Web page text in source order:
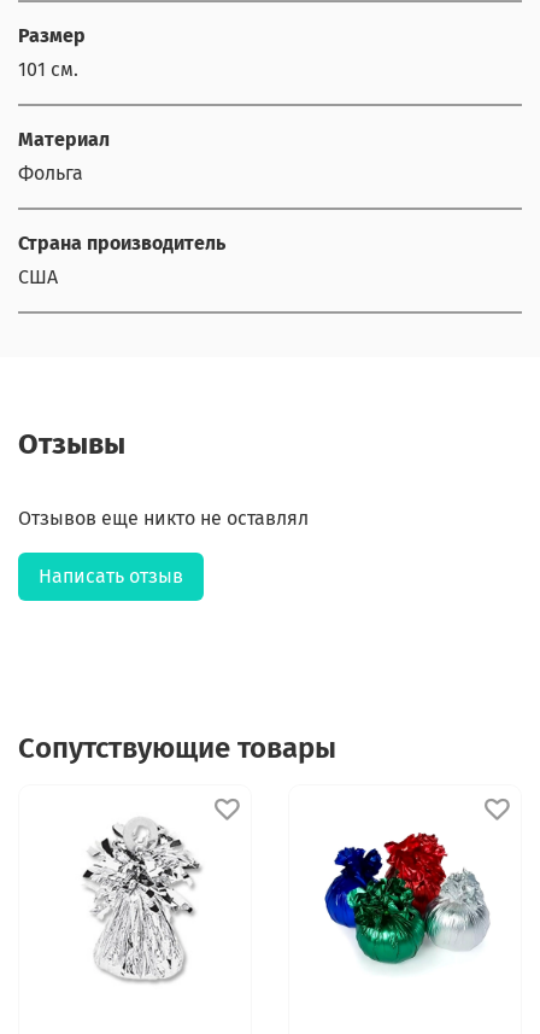
Размер
101 см.
Материал
Фольга
Страна производитель
США
Отзывы
Отзывов еще никто не оставлял
Написать отзыв
Сопутствующие товары